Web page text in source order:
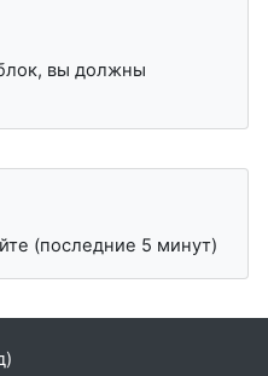
вы должны
(последние 5 минут)
)